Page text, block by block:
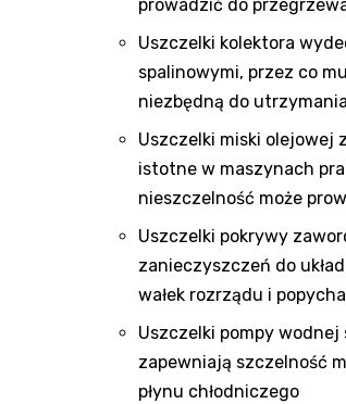
prowadzić do
Uszczelki kolektora
spalinowymi, przez co
niezbędną do
Uszczelki miski olejowej
istotne w maszynach
nieszczelność może
Uszczelki pokrywy
zanieczyszczeń do
wałek rozrządu i
Uszczelki pompy wodnej
zapewniają szczelność
płynu chłodniczego